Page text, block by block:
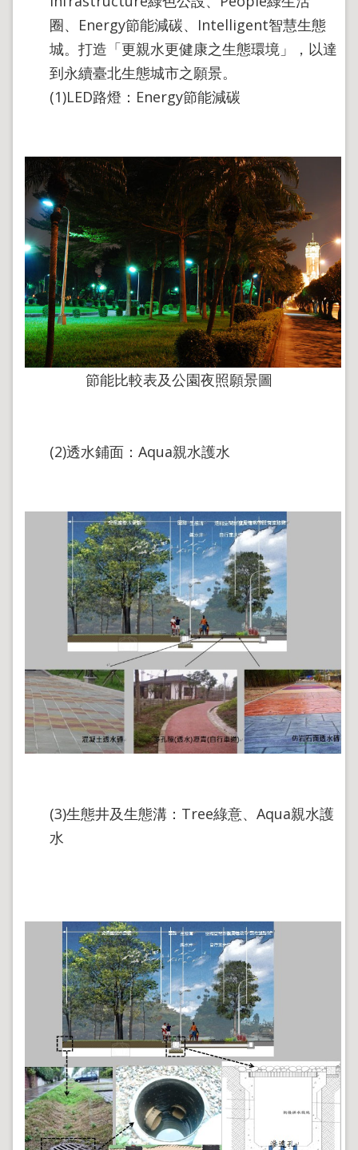
圈、Energy節能減碳、Intelligent智慧生態
城。打造「更親水更健康之生態環境」，以達
到永續臺北生態城市之願景。
(1)LED路燈：Energy節能減碳
節能比較表及公園夜照願景圖
(2)透水鋪面：Aqua親水護水
(3)生態井及生態溝：Tree綠意、Aqua親水護
水